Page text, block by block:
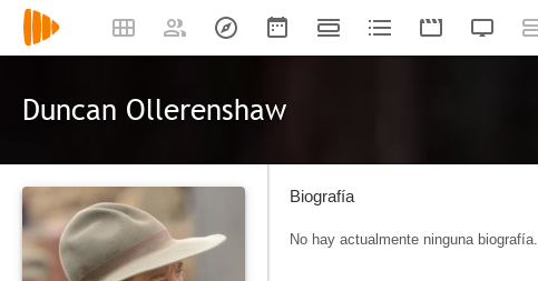
Duncan Ollerenshaw
Biografía
No hay actualmente ninguna biografía.